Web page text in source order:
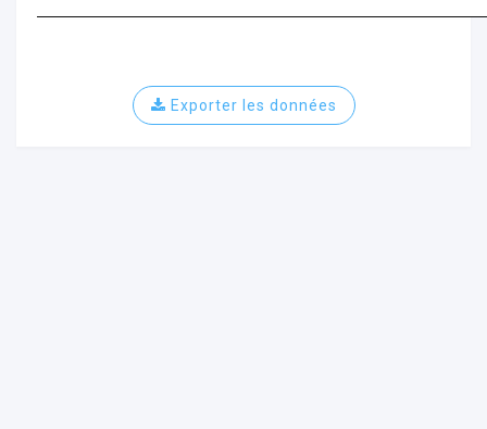
Exporter les données